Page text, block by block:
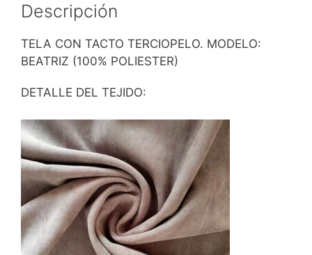
Descripción
TELA CON TACTO TERCIOPELO. MODELO:
BEATRIZ (100% POLIESTER)
DETALLE DEL TEJIDO: